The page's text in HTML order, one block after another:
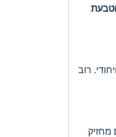
רוב
מחזיק